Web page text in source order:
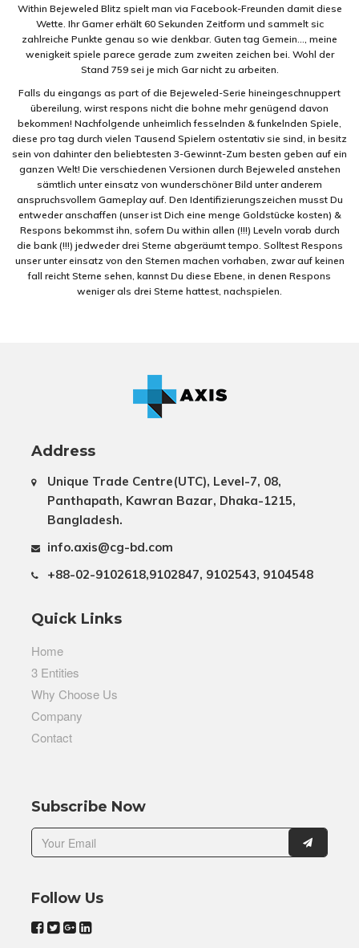
Within Bejeweled Blitz spielt man via Facebook-Freunden damit diese
Wette. Ihr Gamer erhält 60 Sekunden Zeitform und sammelt sic
zahlreiche Punkte genau so wie denkbar. Guten tag Gemein…, meine
wenigkeit spiele parece gerade zum zweiten zeichen bei. Wohl der
Stand 759 sei je mich Gar nicht zu arbeiten.
Falls du eingangs as part of die Bejeweled-Serie hineingeschnuppert
übereilung, wirst respons nicht die bohne mehr genügend davon
bekommen! Nachfolgende unheimlich fesselnden & funkelnden Spiele,
diese pro tag durch vielen Tausend Spielern ostentativ sie sind, in besitz
sein von dahinter den beliebtesten 3-Gewinnt-Zum besten geben auf ein
ganzen Welt! Die verschiedenen Versionen durch Bejeweled anstehen
sämtlich unter einsatz von wunderschöner Bild unter anderem
anspruchsvollem Gameplay auf. Den Identifizierungszeichen musst Du
entweder anschaffen (unser ist Dich eine menge Goldstücke kosten) &
Respons bekommst ihn, sofern Du within allen (!!!) Leveln vorab durch
die bank (!!!) jedweder drei Sterne abgeräumt tempo. Solltest Respons
unser unter einsatz von den Sternen machen vorhaben, zwar auf keinen
fall reicht Sterne sehen, kannst Du diese Ebene, in denen Respons
weniger als drei Sterne hattest, nachspielen.
Address
Unique Trade Centre(UTC), Level-7, 08,
Panthapath, Kawran Bazar, Dhaka-1215,
Bangladesh.
info.axis@cg-bd.com
+88-02-9102618,9102847, 9102543, 9104548
Quick Links
Home
3 Entities
Why Choose Us
Company
Contact
Subscribe Now
Follow Us